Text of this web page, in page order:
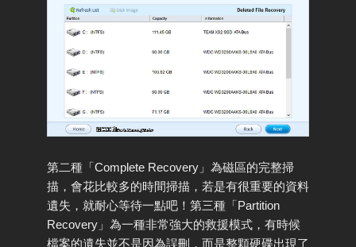
第二種「Complete Recovery」為磁區的完整掃
描，會花比較多的時間掃描，若是有很重要的資料
遺失，就耐心等待一點吧！第三種「Partition
Recovery」為一種非常強大的救援模式，有時候
檔案的遺失並不是因為誤刪，而是整顆硬碟出現了